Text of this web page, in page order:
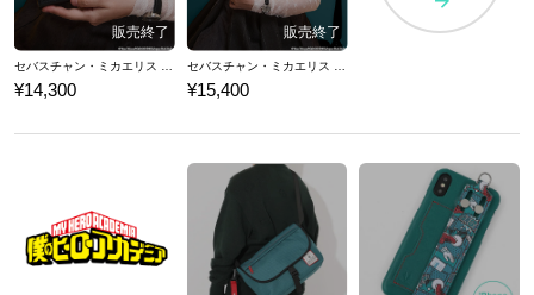
セバスチャン・ミカエリス モデル 長財布 黒執事 -寄宿学校編-
¥14,300
セバスチャン・ミカエリス モデル ストール&ストールピン 黒執事 -寄宿学校編-
¥15,400